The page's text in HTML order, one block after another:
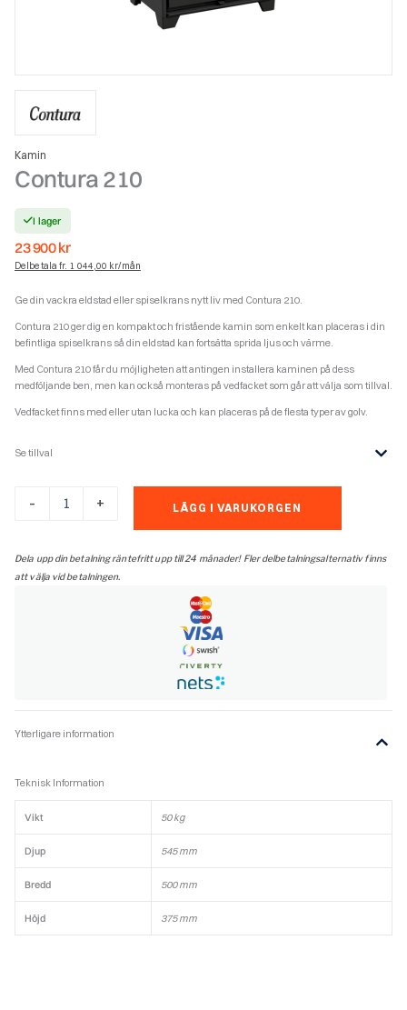
Kamin
Contura 210
I lager
23 900kr
Delbetala fr. 1 044,00 kr/mån
Ge din vackra eldstad eller spiselkrans nytt liv med Contura 210.
Contura 210 ger dig en kompakt och fristående kamin som enkelt kan placeras i din
befintliga spiselkrans så din eldstad kan fortsätta sprida ljus och värme.
Med Contura 210 får du möjligheten att antingen installera kaminen på dess
medföljande ben, men kan också monteras på vedfacket som går att välja som tillval.
Vedfacket finns med eller utan lucka och kan placeras på de flesta typer av golv.
Se tillval
- + LÄGG I VARUKORGEN
Dela upp din betalning räntefritt upp till 24 månader! Fler delbetalningsalternativ finns
att välja vid betalningen.
Ytterligare information
Teknisk Information
Vikt 50 kg
Djup 545 mm
Bredd 500 mm
Höjd 375 mm